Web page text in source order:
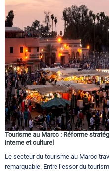
Tourisme au Maroc : Réforme
interne et culturel
Le secteur du tourisme au Maroc
remarquable. Entre l’essor du